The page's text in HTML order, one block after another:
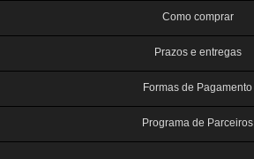
Como comprar
Prazos e entregas
Formas de Pagamento
Programa de Parceiros